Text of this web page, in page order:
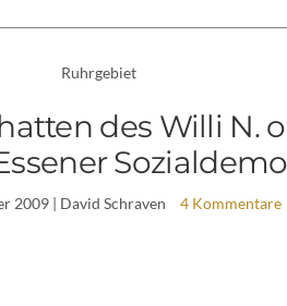
Ruhrgebiet
des Willi N.
2009| David Schraven 4 Kommentare